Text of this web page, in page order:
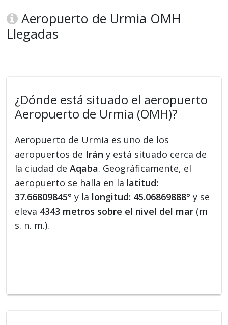
Aeropuerto de Urmia OMH
Llegadas
¿Dónde está situado el aeropuerto
Aeropuerto de Urmia (OMH)?
Aeropuerto de Urmia es uno de los
aeropuertos de Irán y está situado cerca de
la ciudad deAqaba. Geográficamente, el
aeropuerto se halla en la latitud:
37.66809845° y la longitud: 45.06869888° y se
eleva 4343 metros sobre el nivel del mar (m
s. n. m.).